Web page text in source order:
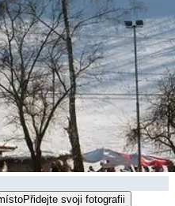
Přidejte svoji fotografii